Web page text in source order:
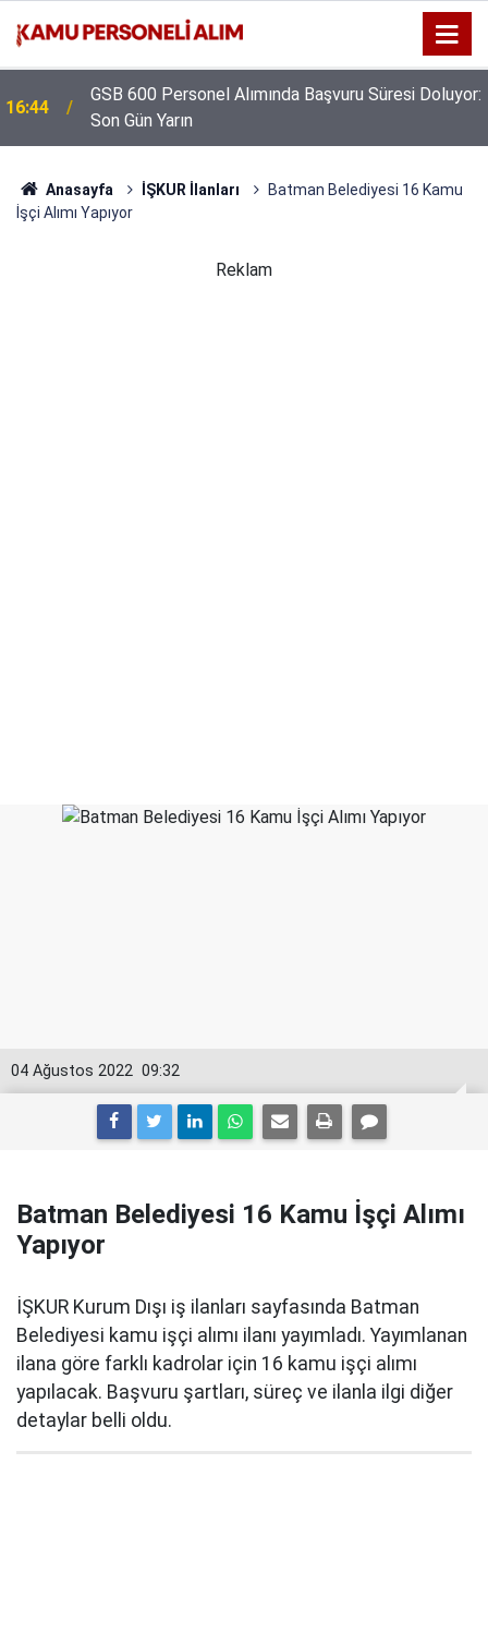
16:44
GSB 600 Personel Alımında Başvuru Süresi Doluyor:
Son Gün Yarın
Anasayfa İŞKUR İlanları
Batman Belediyesi 16 Kamu
İşçi Alımı Yapıyor
Reklam
09:32
04 Ağustos 2022
Batman Belediyesi 16 Kamu İşçi Alımı
Yapıyor
İŞKUR Kurum Dışı iş ilanları sayfasında Batman
Belediyesi kamu işçi alımı ilanı yayımladı. Yayımlanan
ilana göre farklı kadrolar için 16 kamu işçi alımı
yapılacak. Başvuru şartları, süreç ve ilanla ilgi diğer
detaylar belli oldu.